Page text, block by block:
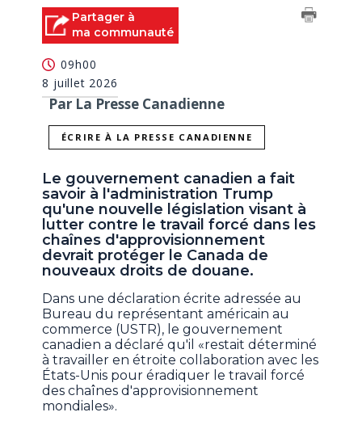
Partager à
ma communauté
09h00
8 juillet 2026
Par La Presse Canadienne
ÉCRIRE À LA PRESSE CANADIENNE
Le gouvernement canadien a fait
savoir à l'administration Trump
qu'une nouvelle législation visant à
lutter contre le travail forcé dans les
chaînes d'approvisionnement
devrait protéger le Canada de
nouveaux droits de douane.
Dans une déclaration écrite adressée au
Bureau du représentant américain au
commerce (USTR), le gouvernement
canadien a déclaré qu'il «restait déterminé
à travailler en étroite collaboration avec les
États-Unis pour éradiquer le travail forcé
des chaînes d'approvisionnement
mondiales».